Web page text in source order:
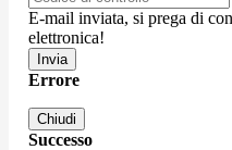
E-mail inviata, si prega di
elettronica!
Errore
Chiudi
Successo